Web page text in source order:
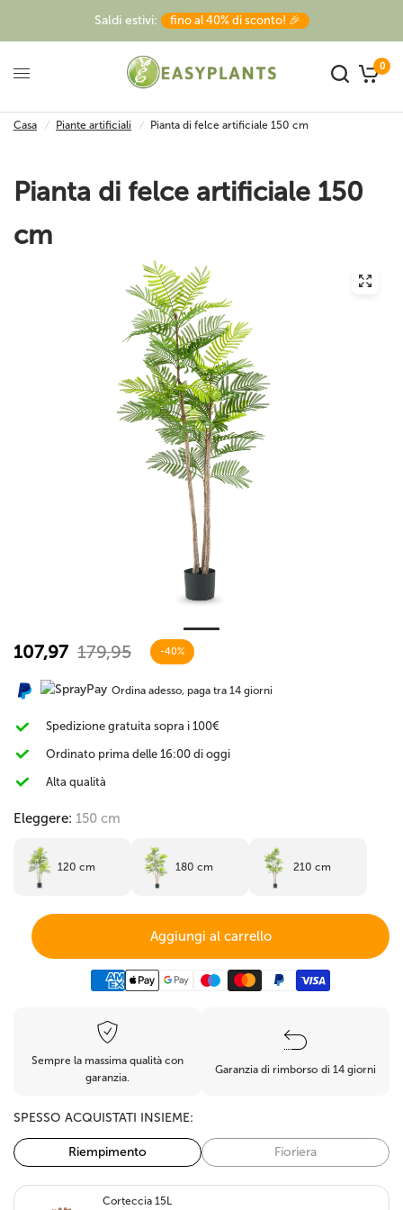
Saldi estivi: fino al 40% di sconto! 🎉
0
Casa / Piante artificiali / Pianta di felce artificiale 150 cm
Pianta di felce artificiale 150
cm
107,97 179,95 -40%
Ordina adesso, paga tra 14 giorni
Spedizione gratuita sopra i 100€
Ordinato prima delle 16:00 di oggi
Alta qualità
Eleggere: 150 cm
120 cm 180 cm 210 cm
Aggiungi al carrello
Sempre la massima qualità con
garanzia.
Garanzia di rimborso di 14 giorni
SPESSO ACQUISTATI INSIEME:
Riempimento Fioriera
Corteccia 15L